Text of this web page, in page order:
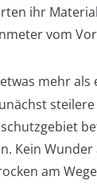
ihr
vom
mehr
Kein
am